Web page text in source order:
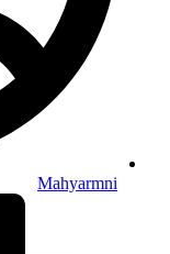
Mahyarmni